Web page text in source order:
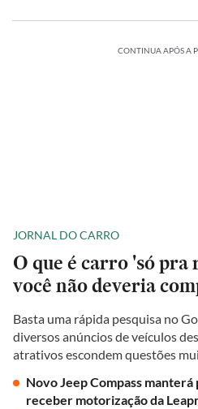
CONTINUA APÓS A
JORNAL DO CARRO
O que é carro 'só pra
você não deveria
Basta uma rápida pesquisa no
diversos anúncios de veículos
atrativos escondem questões
Novo Jeep Compass
receber motorização da